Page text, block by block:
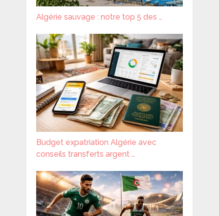
Algérie sauvage : notre top 5 des …
Budget expatriation Algérie avec
conseils transferts argent …